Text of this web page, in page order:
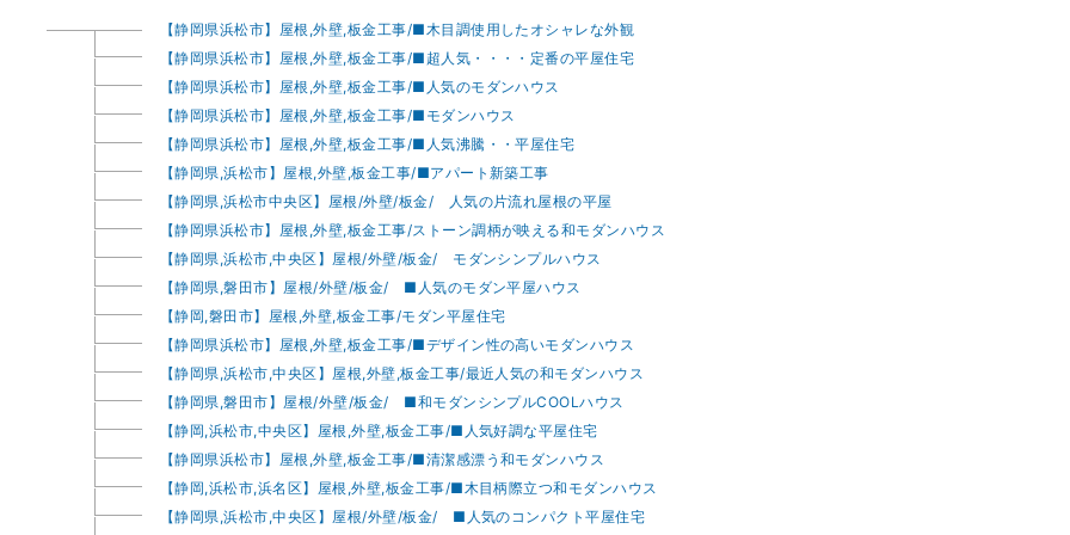
【静岡県浜松市】屋根,外壁,板金工事/■木目調使用したオシャレな外観
【静岡県浜松市】屋根,外壁,板金工事/■超人気・・・・定番の平屋住宅
【静岡県浜松市】屋根,外壁,板金工事/■人気のモダンハウス
【静岡県浜松市】屋根,外壁,板金工事/■モダンハウス
【静岡県浜松市】屋根,外壁,板金工事/■人気沸騰・・平屋住宅
【静岡県,浜松市】屋根,外壁,板金工事/■アパート新築工事
【静岡県,浜松市中央区】屋根/外壁/板金/ 人気の片流れ屋根の平屋
【静岡県浜松市】屋根,外壁,板金工事/ストーン調柄が映える和モダンハウス
【静岡県,浜松市,中央区】屋根/外壁/板金/ モダンシンプルハウス
【静岡県,磐田市】屋根/外壁/板金/ ■人気のモダン平屋ハウス
【静岡,磐田市】屋根,外壁,板金工事/モダン平屋住宅
【静岡県浜松市】屋根,外壁,板金工事/■デザイン性の高いモダンハウス
【静岡県,浜松市,中央区】屋根,外壁,板金工事/最近人気の和モダンハウス
【静岡県,磐田市】屋根/外壁/板金/ ■和モダンシンプルCOOLハウス
【静岡,浜松市,中央区】屋根,外壁,板金工事/■人気好調な平屋住宅
【静岡県浜松市】屋根,外壁,板金工事/■清潔感漂う和モダンハウス
【静岡,浜松市,浜名区】屋根,外壁,板金工事/■木目柄際立つ和モダンハウス
【静岡県,浜松市,中央区】屋根/外壁/板金/ ■人気のコンパクト平屋住宅